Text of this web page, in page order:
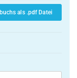
als .pdf Datei